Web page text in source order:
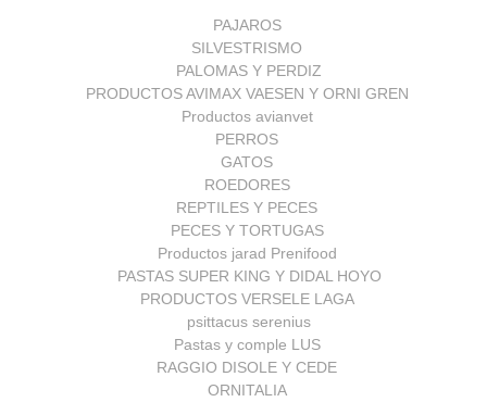
PAJAROS
SILVESTRISMO
PALOMAS Y PERDIZ
PRODUCTOS AVIMAX VAESEN Y ORNI GREN
Productos avianvet
PERROS
GATOS
ROEDORES
REPTILES Y PECES
PECES Y TORTUGAS
Productos jarad Prenifood
PASTAS SUPER KING Y DIDAL HOYO
PRODUCTOS VERSELE LAGA
psittacus serenius
Pastas y comple LUS
RAGGIO DISOLE Y CEDE
ORNITALIA